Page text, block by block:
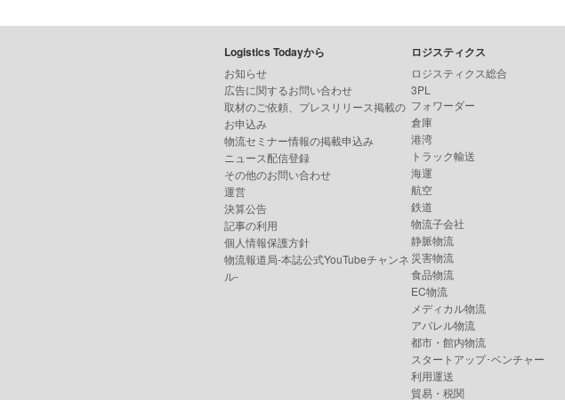
Logistics Todayから
お知らせ
広告に関するお問い合わせ
取材のご依頼、プレスリリース掲載の
お申込み
物流セミナー情報の掲載申込み
ニュース配信登録
その他のお問い合わせ
運営
決算公告
記事の利用
個人情報保護方針
物流報道局-本誌公式YouTubeチャンネ
ル-
ロジスティクス
ロジスティクス総合
3PL
フォワーダー
倉庫
港湾
トラック輸送
海運
航空
鉄道
物流子会社
静脈物流
災害物流
食品物流
EC物流
メディカル物流
アパレル物流
都市・館内物流
スタートアップ･ベンチャー
利用運送
貿易・税関